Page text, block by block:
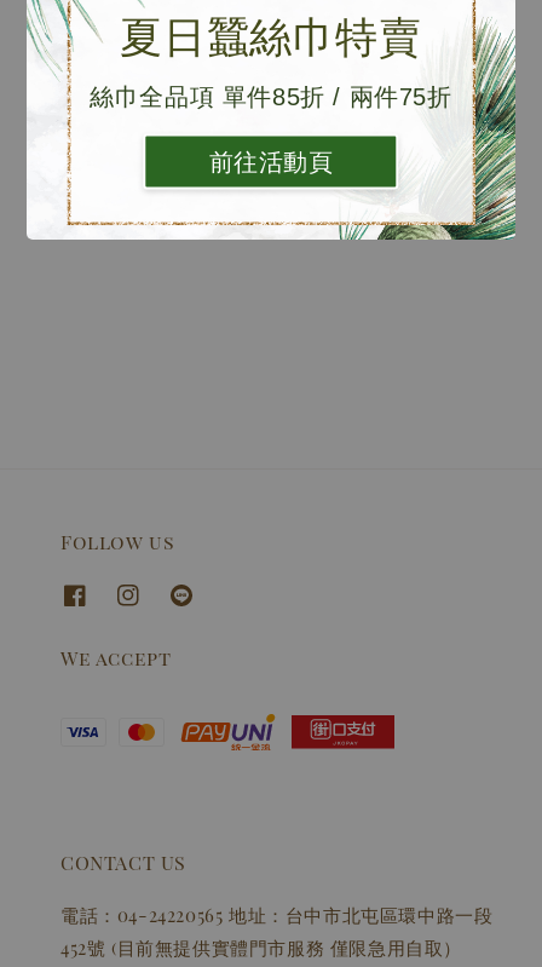
夏日蠶絲巾特賣
絲巾全品項 單件85折 / 兩件75折
前往活動頁
一條圍巾，不只是穿搭配件，
更是一種溫柔包裹自己的方式。
憑著一股傻勁與堅持，我們依然持續向前，
也希望在未來的每個季節，都能陪伴妳走得更從容、更自
信。
Follow us
We accept
CONTACT US
電話：04-24220565 地址：台中市北屯區環中路一段
452號 (目前無提供實體門市服務 僅限急用自取）